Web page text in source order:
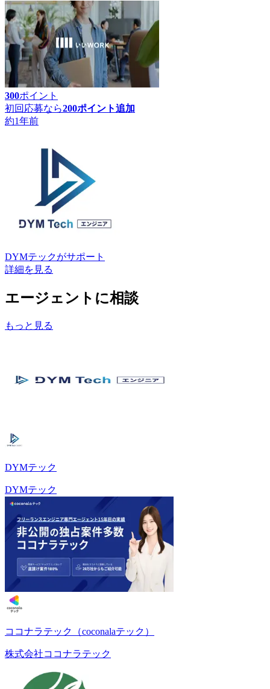
300ポイント
初回応募なら200ポイント追加
約1年前
DYMテックがサポート
詳細を見る
エージェントに相談
もっと見る
DYMテック
DYMテック
ココナラテック（coconalaテック）
株式会社ココナラテック